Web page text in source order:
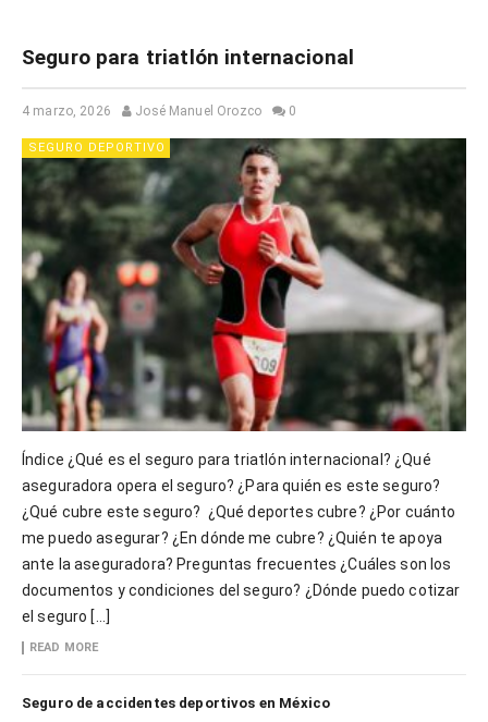
Seguro para triatlón internacional
4 marzo, 2026 José Manuel Orozco 0
SEGURO DEPORTIVO
Índice ¿Qué es el seguro para triatlón internacional? ¿Qué
aseguradora opera el seguro? ¿Para quién es este seguro?
¿Qué cubre este seguro? ¿Qué deportes cubre? ¿Por cuánto
me puedo asegurar? ¿En dónde me cubre? ¿Quién te apoya
ante la aseguradora? Preguntas frecuentes ¿Cuáles son los
documentos y condiciones del seguro? ¿Dónde puedo cotizar
el seguro […]
READ MORE
Seguro de accidentes deportivos en México